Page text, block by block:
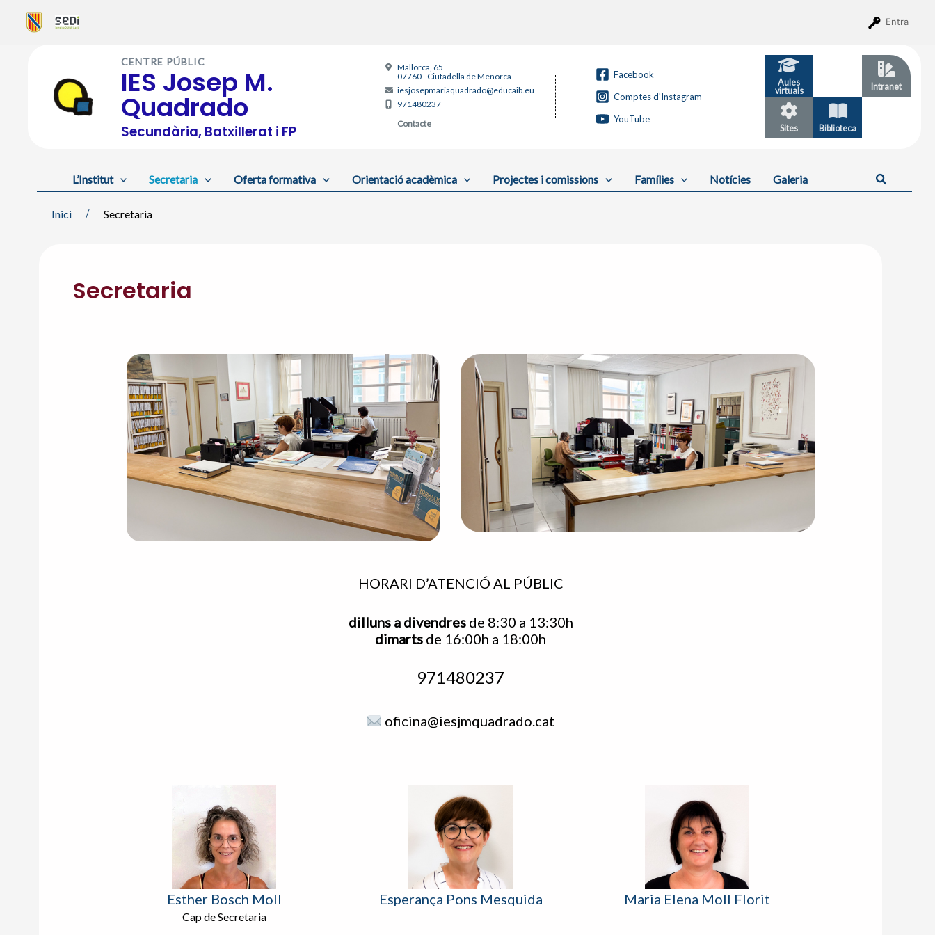
Entra
CENTRE PÚBLIC
IES Josep M.
Quadrado
Secundària, Batxillerat i FP
Mallorca, 65
07760 - Ciutadella de Menorca
iesjosepmariaquadrado@educaib.eu
971480237
Contacte
Facebook
Comptes d'Instagram
YouTube
Aules
virtuals
Intranet
Sites Biblioteca
L’Institut Secretaria Oferta formativa Orientació acadèmica Projectes i comissions Famílies Notícies Galeria Cerca
Inici Secretaria
Secretaria
HORARI D’ATENCIÓ AL PÚBLIC
dilluns a divendres de 8:30 a 13:30h
dimarts de 16:00h a 18:00h
971480237
oficina@iesjmquadrado.cat
Esther Bosch Moll
Cap de Secretaria
Esperança Pons Mesquida Maria Elena Moll Florit